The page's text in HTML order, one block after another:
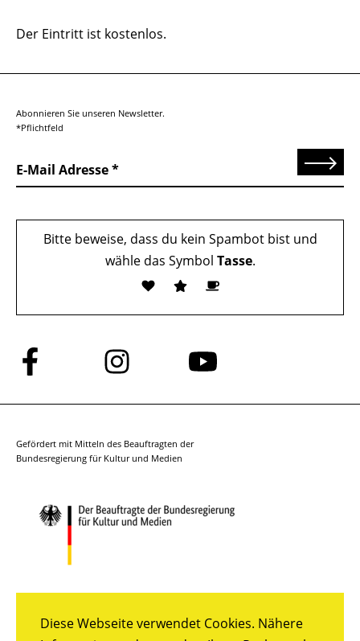
Diese Webseite verwendet Cookies. Nähere
Der Eintritt ist kostenlos.
Abonnieren Sie unseren Newsletter.
*Pflichtfeld
E-Mail Adresse Senden
Bitte beweise, dass du kein Spambot bist und
wähle das Symbol Tasse.
Folge
uns
auf
Folge
uns
auf
Folge
auf
Gefördert mit Mitteln des Beauftragten der
Bundesregierung für Kultur und Medien